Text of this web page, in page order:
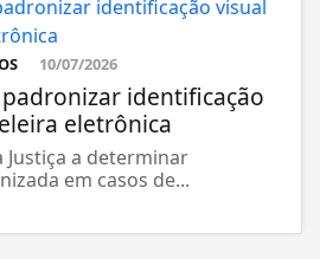
10/07/2026
identificação
eletrônica
a determinar
em casos de...